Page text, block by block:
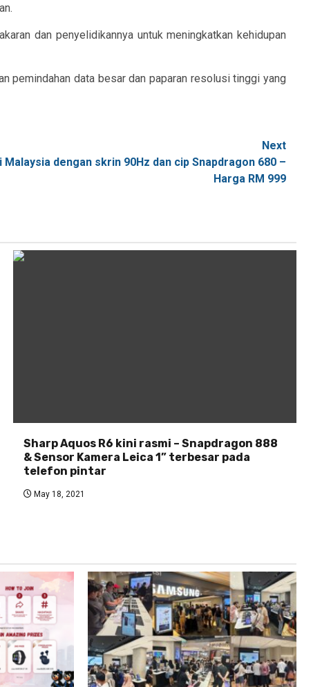
dan penyelidikannya untuk meningkatkan kehidupan
pemindahan data besar dan paparan resolusi tinggi yang
Next
dengan skrin 90Hz dan cip Snapdragon 680 –
Harga RM 999
Sharp Aquos R6 kini rasmi – Snapdragon 888
& Sensor Kamera Leica 1” terbesar pada
telefon pintar
May 18, 2021